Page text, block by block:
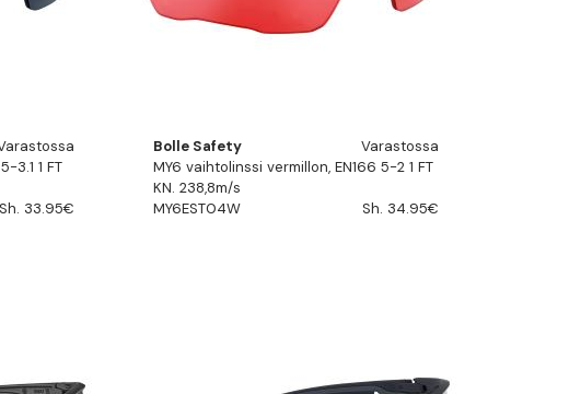
3.1 1 FT
Sh. 33.95€
Bolle Safety
Varastossa
MY6 vaihtolinssi vermillon, EN166 5-2 1 FT
KN. 238,8m/s
MY6EST04W
Sh. 34.95€